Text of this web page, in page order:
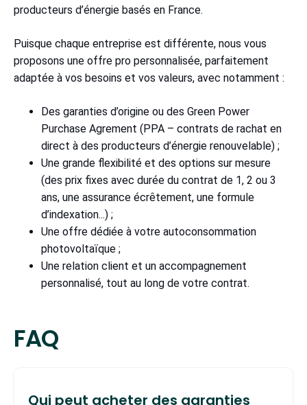
producteurs d’énergie basés en France.
Puisque chaque entreprise est différente, nous vous
proposons une offre pro personnalisée, parfaitement
adaptée à vos besoins et vos valeurs, avec notamment :
Des garanties d’origine ou des Green Power
Purchase Agrement (PPA – contrats de rachat en
direct à des producteurs d’énergie renouvelable) ;
Une grande flexibilité et des options sur mesure
(des prix fixes avec durée du contrat de 1, 2 ou 3
ans, une assurance écrêtement, une formule
d’indexation...) ;
Une offre dédiée à votre autoconsommation
photovoltaïque ;
Une relation client et un accompagnement
personnalisé, tout au long de votre contrat.
FAQ
Qui peut acheter des garanties